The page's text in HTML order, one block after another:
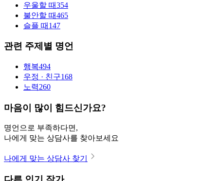
우울할 때354
불안할 때465
슬플 때 147
관련 주제별 명언
행복494
우정 · 친구168
노력260
마음이 많이 힘드신가요?
명언으로 부족하다면,
나에게 맞는 상담사를 찾아보세요
나에게 맞는 상담사 찾기